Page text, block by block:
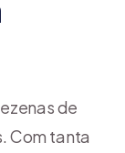
de
Com tanta